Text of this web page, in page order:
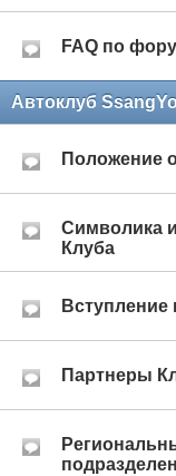
FAQ по
Автоклуб
Положение
Символика
Клуба
Вступление
Партнеры